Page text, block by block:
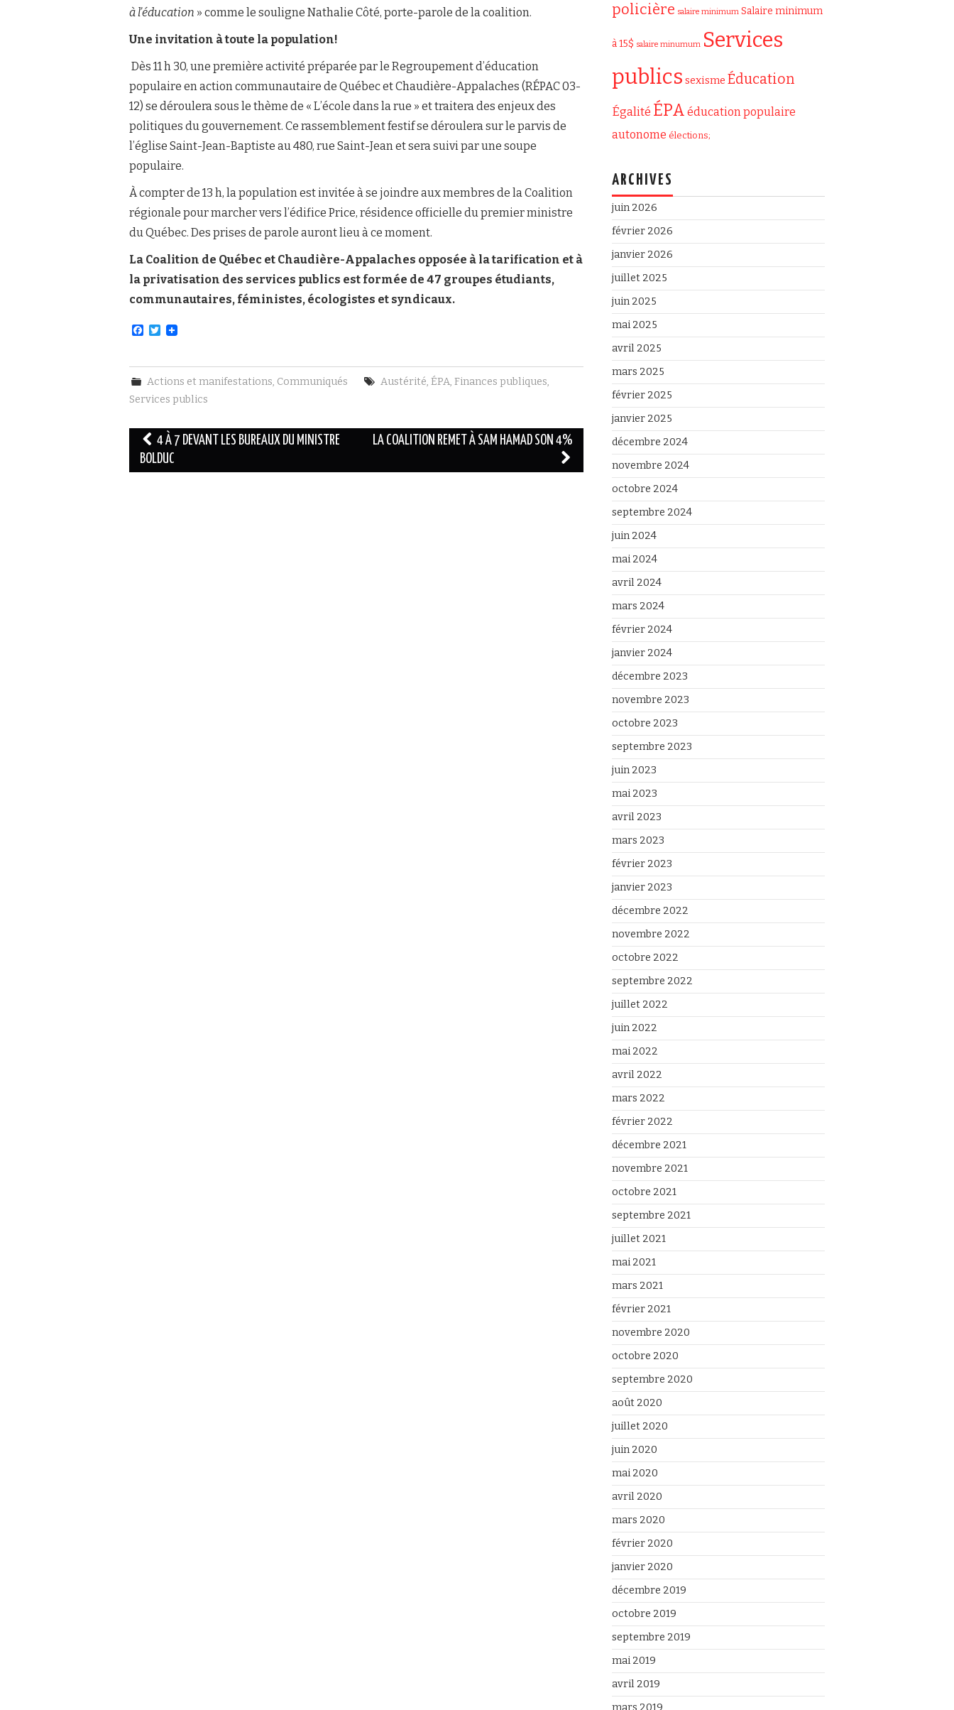
à l’éducation » comme le souligne Nathalie Côté, porte-parole de la coalition.
Une invitation à toute la population!
Dès 11 h 30, une première activité préparée par le Regroupement d’éducation
populaire en action communautaire de Québec et Chaudière-Appalaches (RÉPAC 03-
12) se déroulera sous le thème de « L’école dans la rue » et traitera des enjeux des
politiques du gouvernement. Ce rassemblement festif se déroulera sur le parvis de
l’église Saint-Jean-Baptiste au 480, rue Saint-Jean et sera suivi par une soupe
populaire.
À compter de 13 h, la population est invitée à se joindre aux membres de la Coalition
régionale pour marcher vers l’édifice Price, résidence officielle du premier ministre
du Québec. Des prises de parole auront lieu à ce moment.
La Coalition de Québec et Chaudière-Appalaches opposée à la tarification et à
la privatisation des services publics est formée de 47 groupes étudiants,
communautaires, féministes, écologistes et syndicaux.
F
e
b
o
o
T
t
t
e
r
Actions et manifestations, Communiqués Austérité, ÉPA, Finances publiques,
Services publics
Navigation
des
4 À 7 DEVANT LES BUREAUX DU MINISTRE
BOLDUC
LA COALITION REMET À SAM HAMAD SON 4%
policière salaire minimum Salaire minimum
à 15$ salaire minumum Services
publics sexisme Éducation
Égalité ÉPA éducation populaire
autonome élections;
ARCHIVES
juin 2026
février 2026
janvier 2026
juillet 2025
juin 2025
mai 2025
avril 2025
mars 2025
février 2025
janvier 2025
décembre 2024
novembre 2024
octobre 2024
septembre 2024
juin 2024
mai 2024
avril 2024
mars 2024
février 2024
janvier 2024
décembre 2023
novembre 2023
octobre 2023
septembre 2023
juin 2023
mai 2023
avril 2023
mars 2023
février 2023
janvier 2023
décembre 2022
novembre 2022
octobre 2022
septembre 2022
juillet 2022
juin 2022
mai 2022
avril 2022
mars 2022
février 2022
décembre 2021
novembre 2021
octobre 2021
septembre 2021
juillet 2021
mai 2021
mars 2021
février 2021
novembre 2020
octobre 2020
septembre 2020
août 2020
juillet 2020
juin 2020
mai 2020
avril 2020
mars 2020
février 2020
janvier 2020
décembre 2019
octobre 2019
septembre 2019
mai 2019
avril 2019
mars 2019